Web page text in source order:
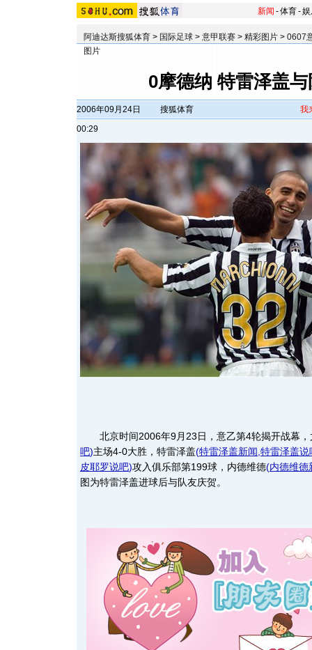
新闻 -体育-
阿迪达斯搜狐体育 > 国际足球 > 意甲联赛 > 精彩图片 > 0607
图片
0摩德纳 特雷泽盖
2006年09月24日
00:29
搜狐体育 我
北京时间2006年9月23日，意乙第4轮揭开战幕，
吧)主场4-0大胜，特雷泽盖(特雷泽盖新闻 特雷泽盖说
皮耶罗说吧)攻入俱乐部第199球，内德维德(内德维德
图为特雷泽盖进球后与队友庆贺。